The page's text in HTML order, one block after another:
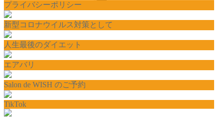
プライバシーポリシー
新型コロナウイルス対策として
人生最後のダイエット
エアバリ
Salon de WISH のご予約
TikTok